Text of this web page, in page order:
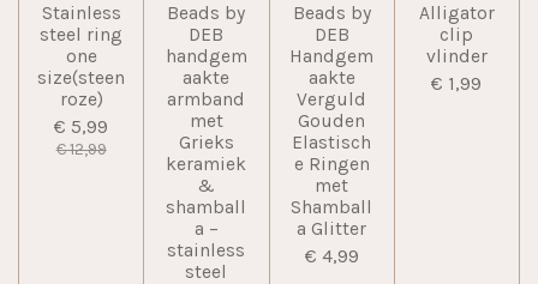
Stainless
steel ring
one
size(steen
roze)
€ 5,99
€ 12,99
Beads by
DEB
handgem
aakte
armband
met
Grieks
keramiek
&
shamball
a –
stainless
steel
Beads by
DEB
Handgem
aakte
Verguld
Gouden
Elastisch
e Ringen
met
Shamball
a Glitter
€ 4,99
Alligator
clip
vlinder
€ 1,99